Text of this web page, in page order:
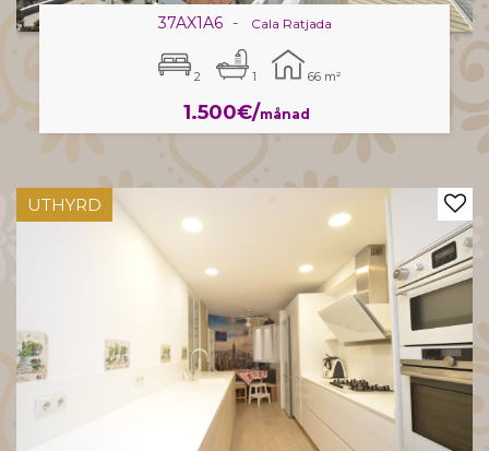
37AX1A6 - Cala Ratjada
2 1 66 m²
1.500€/månad
UTHYRD